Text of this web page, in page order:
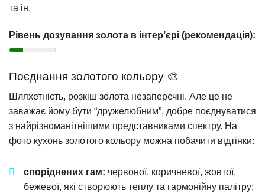
та ін.
Рівень дозування золота в інтер’єрі (рекомендація):
Поєднання золотого кольору 🎨
Шляхетність, розкіш золота незаперечні. Але це не
заважає йому бути “дружелюбним”, добре поєднуватися
з найрізноманітнішими представниками спектру. На
фото кухонь золотого кольору можна побачити відтінки:
споріднених гам: червоної, коричневої, жовтої,
бежевої, які створюють теплу та гармонійну палітру;